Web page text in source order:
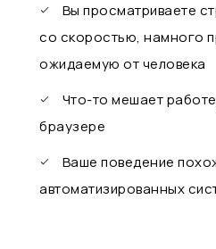
Вы просматриваете
со скоростью, намного
ожидаемую от человека
Что-то мешает
браузере
Ваше поведение
автоматизированных